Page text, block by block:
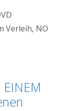
Verleih, NO